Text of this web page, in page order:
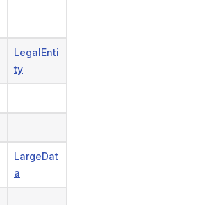
LegalEnti
ty
LargeDat
a